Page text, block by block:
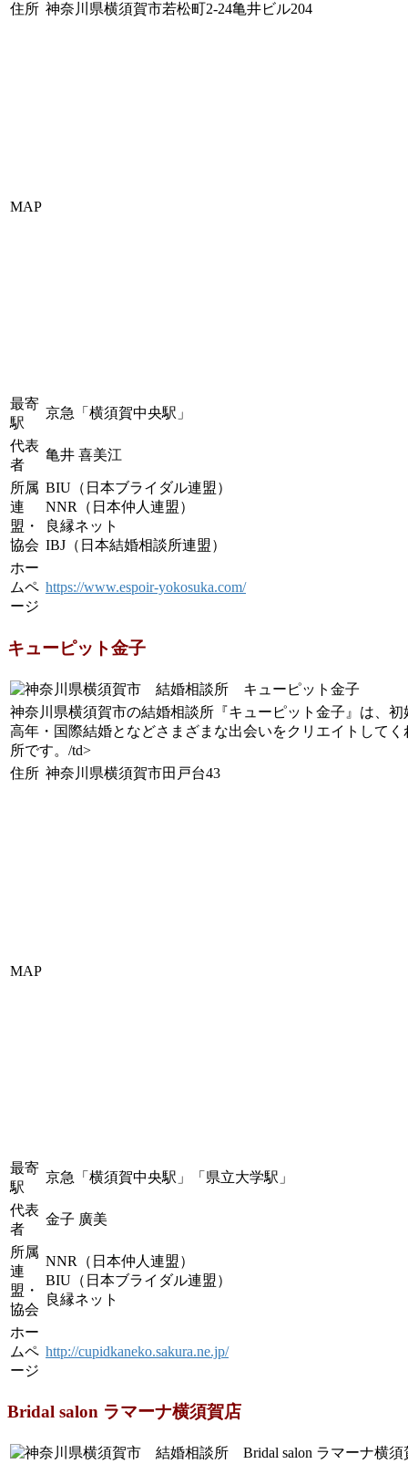
住所 神奈川県横須賀市若松町2-24亀井ビル204
MAP
最寄
駅
京急「横須賀中央駅」
代表
者
亀井 喜美江
所属
連
盟・
協会
BIU（日本ブライダル連盟）
NNR（日本仲人連盟）
良縁ネット
IBJ（日本結婚相談所連盟）
ホー
ムペ
ージ
https://www.espoir-yokosuka.com/
キューピット金子
神奈川県横須賀市の結婚相談所『キューピット金子』は、初
高年・国際結婚となどさまざまな出会いをクリエイトしてく
所です。/td>
住所 神奈川県横須賀市田戸台43
MAP
最寄
駅
京急「横須賀中央駅」「県立大学駅」
代表
者
金子 廣美
所属
連
盟・
協会
NNR（日本仲人連盟）
BIU（日本ブライダル連盟）
良縁ネット
ホー
ムペ
ージ
http://cupidkaneko.sakura.ne.jp/
Bridal salon ラマーナ横須賀店